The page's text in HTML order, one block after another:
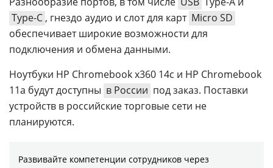
Type-C , гнездо аудио и слот для карт Micro SD
обеспечивает широкие возможности для
подключения и обмена данными.
Ноутбуки HP Chromebook x360 14c и HP Chromebook
11a будут доступны в России под заказ. Поставки
устройств в российские торговые сети не
планируются.
Развивайте компетенции сотрудников через